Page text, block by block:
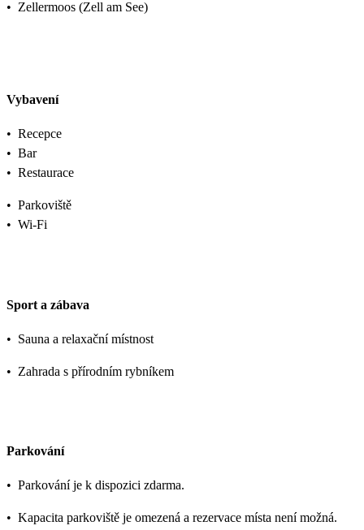
• Zellermoos (Zell am See)
Vybavení
• Recepce
• Bar
• Restaurace
• Parkoviště
• Wi-Fi
Sport a zábava
• Sauna a relaxační místnost
• Zahrada s přírodním rybníkem
Parkování
• Parkování je k dispozici zdarma.
• Kapacita parkoviště je omezená a rezervace místa není možná.